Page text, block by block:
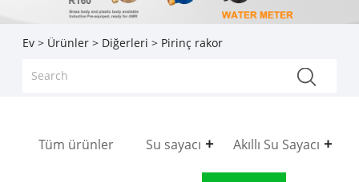
Ev > Ürünler> Diğerleri > Pirinç rakor
Tüm ürünler Su sayacı Akıllı Su Sayacı